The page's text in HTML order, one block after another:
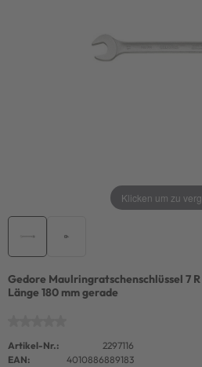
Klicken um zu
Gedore Maulringratschenschlüssel 7
Länge 180 mm gerade
Artikel-Nr.:
2297116
EAN:
4010886889183